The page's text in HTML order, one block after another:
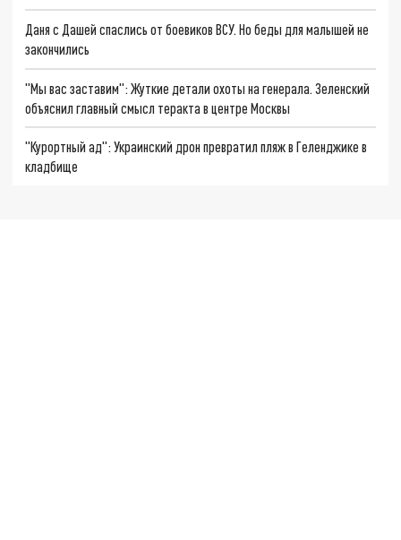
Даня с Дашей спаслись от боевиков ВСУ. Но беды для малышей не
закончились
"Мы вас заставим": Жуткие детали охоты на генерала. Зеленский
объяснил главный смысл теракта в центре Москвы
"Курортный ад": Украинский дрон превратил пляж в Геленджике в
кладбище